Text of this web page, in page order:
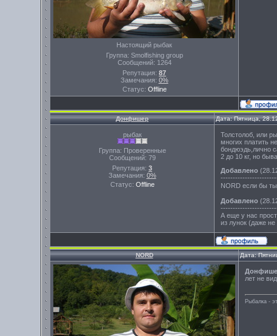
Настоящий рыбак
Группа: Smolfishing group
Сообщений: 1264
Репутация: 87
Замечания: 0%
Статус: Offline
Донфишер Дата: Пятница,
рыбак
Группа: Проверенные
Сообщений: 79
Репутация: 3
Замечания: 0%
Статус: Offline
Толстолоб, или
многих платить
бондюэдь,лично
2 до 10 кг, но
Добавлено
NORD если бы
Добавлено
А еще у нас
из лунок (даже
NORD Дата:
лет не
Рыбалка -